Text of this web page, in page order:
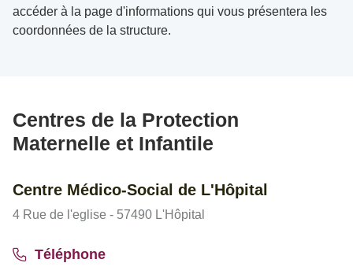
accéder à la page d'informations qui vous présentera les
coordonnées de la structure.
Centres de la Protection
Maternelle et Infantile
Centre Médico-Social de L'Hôpital
4 Rue de l'eglise - 57490 L'Hôpital
Téléphone